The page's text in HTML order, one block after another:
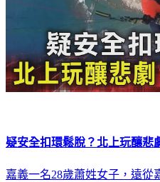
疑安全扣環鬆脫？北上玩釀
嘉義一名28歲蕭姓女子，遠從